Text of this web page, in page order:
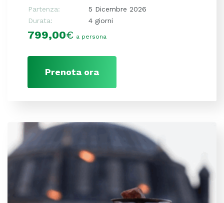
Partenza:
5 Dicembre 2026
Durata:
4 giorni
799,00€ a persona
Prenota ora